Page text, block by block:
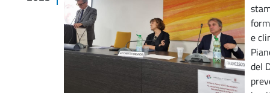
e
del